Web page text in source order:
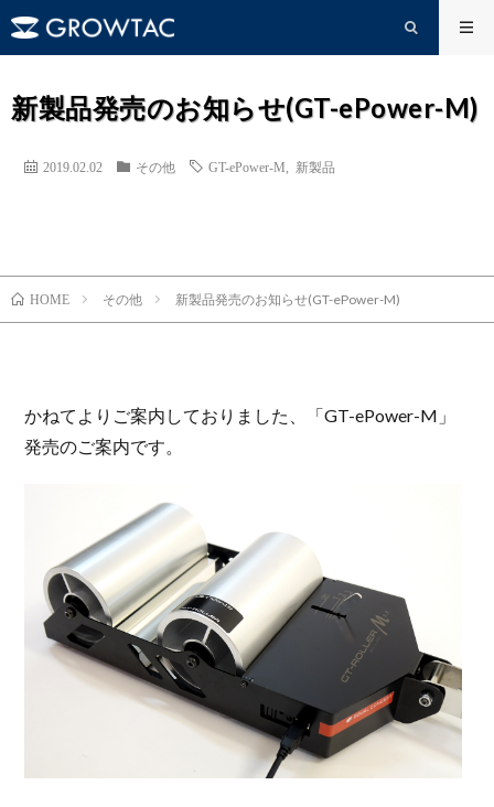
新製品発売のお知らせ(GT-ePower-M)
2019.02.02 その他 GT-ePower-M 新製品
HOME その他 新製品発売のお知らせ(GT-ePower-M)
かねてよりご案内しておりました、「GT-ePower-M」
発売のご案内です。